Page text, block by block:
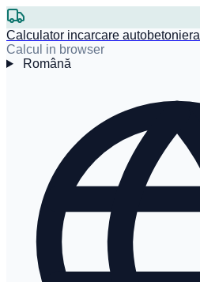
Calculator incarcare autobetoniera
Calcul in browser
Română